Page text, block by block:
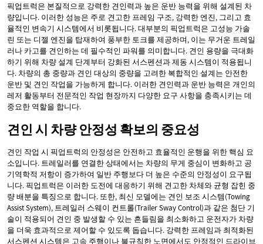
픽업트럭은 본질적으로 강력한 견인력과 높은 운반 능력을 위해 설계된 차
량입니다. 이러한 성능은 주로 견고한 프레임 구조, 강력한 엔진, 그리고 효
율적인 변속기 시스템에서 비롯됩니다. 대부분의 픽업트럭은 고성능 가솔
린 또는 디젤 엔진을 탑재하여 풍부한 토크를 제공하며, 이는 무거운 트레일
러나 카고를 견인하는 데 필수적인 파워를 의미합니다. 견인 용량을 극대화
하기 위해 차량 설계 단계부터 강화된 서스펜션과 제동 시스템이 적용됩니
다. 차량의 총 중량과 견인 대상의 중량을 고려한 복합적인 설계는 안전한
운반 및 견인 작업을 가능하게 합니다. 이러한 견인력과 운반 능력은 개인의
레저 활동부터 전문적인 작업 현장까지 다양한 요구 사항을 충족시키는 데
중요한 역할을 합니다.
견인 시 차량 안정성 확보의 중요성
견인 작업 시 픽업트럭의 안정성은 안전하고 효율적인 운행을 위한 핵심 요
소입니다. 트레일러를 연결한 상태에서는 차량의 무게 중심이 변화하고 공
기역학적 저항이 증가하여 일반 주행보다 더 높은 수준의 안정성이 요구됩
니다. 픽업트럭은 이러한 도전에 대응하기 위해 견고한 차체와 균형 잡힌 중
량 배분을 특징으로 합니다. 또한, 최신 모델에는 견인 보조 시스템(Towing
Assist System), 트레일러 스웨이 컨트롤(Trailer Sway Control)과 같은 첨단 기
술이 적용되어 견인 중 발생할 수 있는 흔들림을 최소화하고 운전자가 차량
을 더욱 효과적으로 제어할 수 있도록 돕습니다. 강력한 프레임과 최적화된
서스펜션 시스템은 고속 주행이나 불규칙한 노면에서도 안정적인 드라이브